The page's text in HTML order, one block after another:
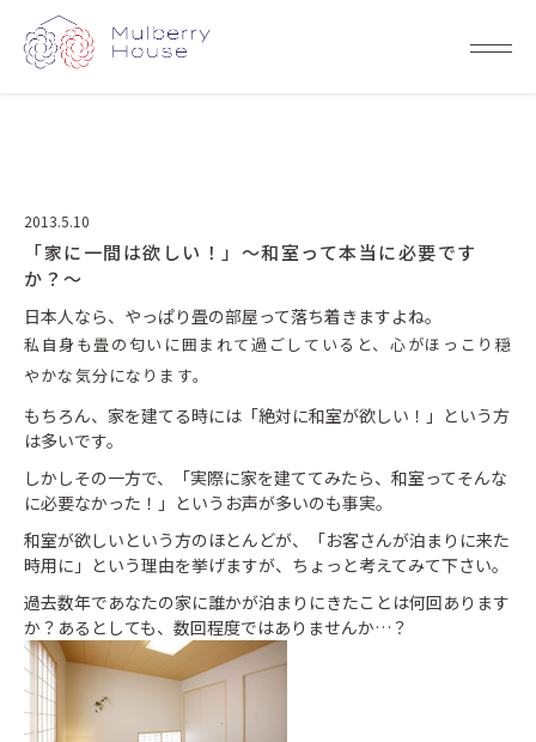
2013.5.10
「家に一間は欲しい！」～和室って本当に必要です
か？～
日本人なら、やっぱり畳の部屋って落ち着きますよね。
私自身も畳の匂いに囲まれて過ごしていると、心がほっこり穏
やかな気分になります。
もちろん、家を建てる時には「絶対に和室が欲しい！」という方
は多いです。
しかしその一方で、「実際に家を建ててみたら、和室ってそんな
に必要なかった！」というお声が多いのも事実。
和室が欲しいという方のほとんどが、「お客さんが泊まりに来た
時用に」という理由を挙げますが、ちょっと考えてみて下さい。
過去数年であなたの家に誰かが泊まりにきたことは何回あります
か？あるとしても、数回程度ではありませんか…？